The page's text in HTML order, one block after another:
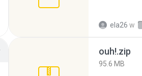
ela26 w
ouh!.zip
95.6 MB